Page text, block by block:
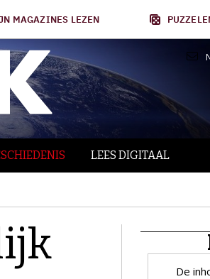
MAGAZINES LEZEN
LEES DIGITAAL
De